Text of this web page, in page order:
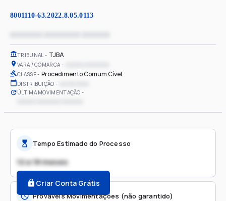
8001110-63.2022.8.05.0113
TRIBUNAL TJBA
VARA / COMARCA
CLASSE Procedimento Comum Cível
DISTRIBUIÇÃO
ÚLTIMA MOVIMENTAÇÃO
Tempo Estimado do Processo
12 a 18 meses
Criar Conta Grátis
Prováveis Movimentações (não garantido)